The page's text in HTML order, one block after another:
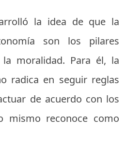
la idea de que la
son los pilares
moralidad. Para él, la
radica en seguir reglas
de acuerdo con los
mismo reconoce como